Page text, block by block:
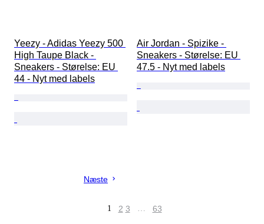
Yeezy - Adidas Yeezy 500
High Taupe Black -
Sneakers - Størelse: EU
44 - Nyt med labels
Air Jordan - Spizike -
Sneakers - Størelse: EU
47.5 - Nyt med labels
Næste
1 2 3 … 63